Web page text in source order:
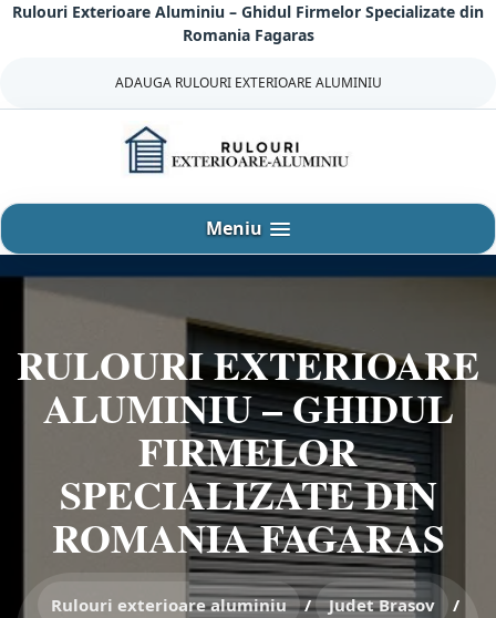
SariRulouri Exterioare Aluminiu – Ghidul Firmelor Specializate din
Romania Fagaras
ADAUGA RULOURI EXTERIOARE ALUMINIU
Meniu
RULOURI EXTERIOARE
ALUMINIU – GHIDUL
FIRMELOR
SPECIALIZATE DIN
ROMANIA FAGARAS
Rulouri exterioare aluminiu / Judet Brasov /